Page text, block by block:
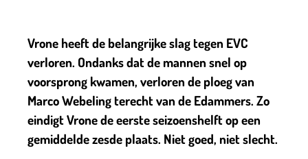
Vrone heeft de belangrijke slag tegen EVC
verloren. Ondanks dat de mannen snel op
voorsprong kwamen, verloren de ploeg van
Marco Webeling terecht van de Edammers. Zo
eindigt Vrone de eerste seizoenshelft op een
gemiddelde zesde plaats. Niet goed, niet slecht.